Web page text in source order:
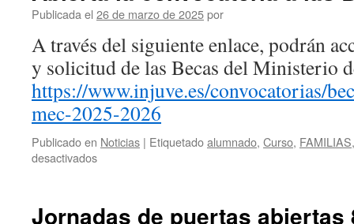
Publicada el 26 de marzo de 2025por
A través del siguiente enlace, podrán
y solicitud de las Becas del Ministerio
https://www.injuve.es/convocatorias/
mec-2025-2026
Publicado en Noticias | Etiquetadoalumnado, Curso, FAMILIAS
desactivadosen
a
Jornadas de puertas abiertas